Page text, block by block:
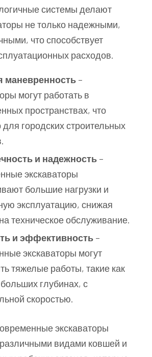
системы делают
не только надежными,
что способствует
расходов.
маневренность –
могут работать в
пространствах, что
для городских строительных
и надежность –
экскаваторы
большие нагрузки и
эксплуатацию, снижая
техническое обслуживание.
и эффективность –
экскаваторы могут
тяжелые работы, такие как
глубинах, с
скоростью.
экскаваторы
видами ковшей и